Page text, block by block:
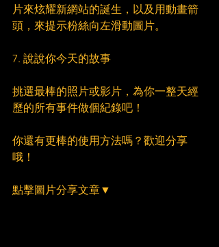
片來炫耀新網站的誕生，以及用動畫箭
頭，來提示粉絲向左滑動圖片。
7. 說說你今天的故事
挑選最棒的照片或影片，為你一整天經
歷的所有事件做個紀錄吧！
你還有更棒的使用方法嗎？歡迎分享
哦！
點擊圖片分享文章▼